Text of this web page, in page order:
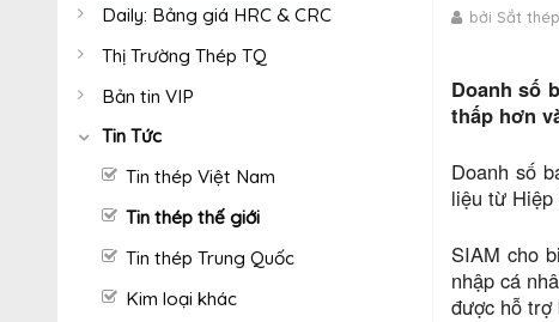
Daily: Bảng giá HRC & CRC
Thị Trường Thép TQ
Bản tin VIP
Tin Tức
Tin thép Việt Nam
Tin thép thế giới
Tin thép Trung Quốc
Kim loại khác
bởi Sắt thép
Doanh số
thấp hơn
Doanh số
liệu từ
SIAM cho
nhập cá
được hỗ trợ